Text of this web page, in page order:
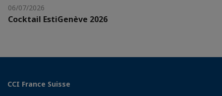
06/07/2026
Cocktail EstiGenève 2026
CCI France Suisse